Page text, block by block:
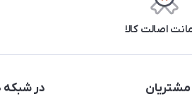
اصالت کالا
در شبکه